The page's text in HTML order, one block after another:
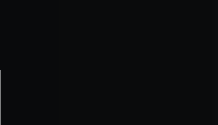
slangklämmor (se Tillbehör)